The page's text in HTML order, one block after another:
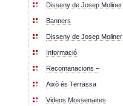
Disseny de Josep Moliner
Banners
Disseny de Josep Moliner
Informació
Recomanacions –
Això és Terrassa
Videos Mossenaires